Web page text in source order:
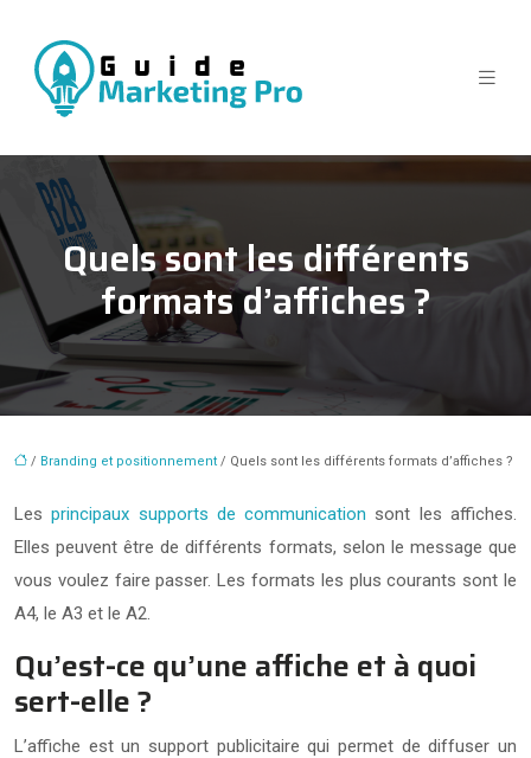
Quels sont les différents
formats d’affiches ?
/ Branding et positionnement / Quels sont les différents formats d’affiches ?
Lesprincipaux supports de communication sont les affiches.
Elles peuvent être de différents formats, selon le message que
vous voulez faire passer. Les formats les plus courants sont le
A4, le A3 et le A2.
Qu’est-ce qu’une affiche et à quoi
sert-elle ?
L’affiche est un support publicitaire qui permet de diffuser un